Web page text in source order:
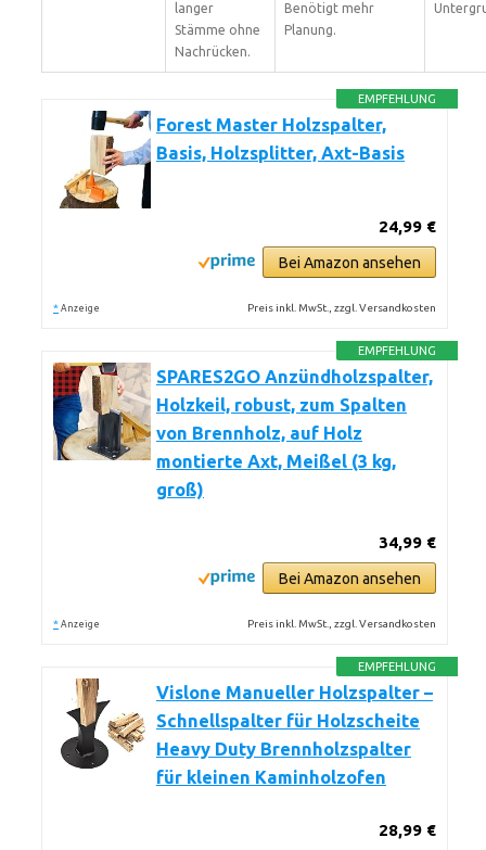
langer
Stämme ohne
Nachrücken.
Benötigt mehr
Planung.
EMPFEHLUNG
Forest Master Holzspalter,
Basis, Holzsplitter, Axt-Basis
24,99 €
Bei Amazon ansehen
* Anzeige Preis inkl. MwSt., zzgl. Versandkosten
EMPFEHLUNG
SPARES2GO Anzündholzspalter,
Holzkeil, robust, zum Spalten
von Brennholz, auf Holz
montierte Axt, Meißel (3 kg,
groß)
34,99 €
Bei Amazon ansehen
* Anzeige Preis inkl. MwSt., zzgl. Versandkosten
EMPFEHLUNG
Vislone Manueller Holzspalter –
Schnellspalter für Holzscheite
Heavy Duty Brennholzspalter
für kleinen Kaminholzofen
28,99 €